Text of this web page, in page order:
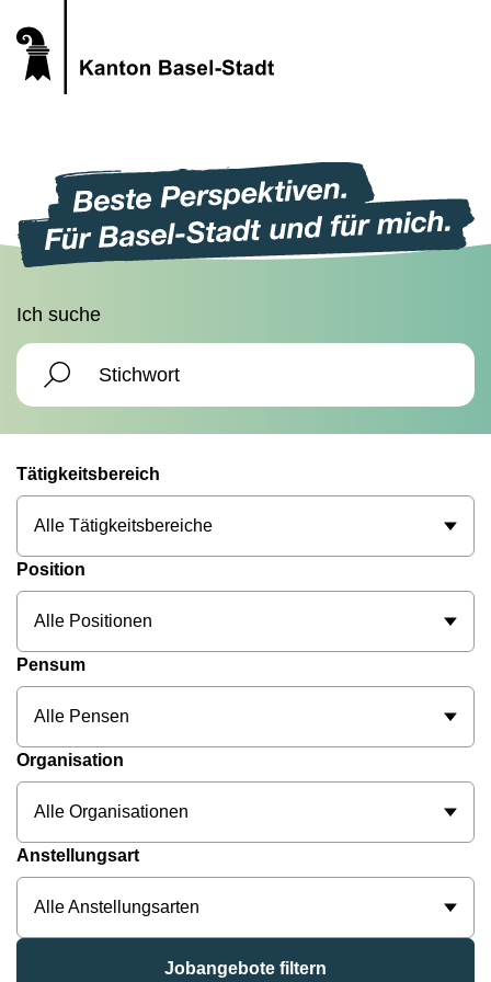
Ich suche
Tätigkeitsbereich
Alle Tätigkeitsbereiche
Position
Alle Positionen
Pensum
Alle Pensen
Organisation
Alle Organisationen
Anstellungsart
Alle Anstellungsarten
Jobangebote filtern